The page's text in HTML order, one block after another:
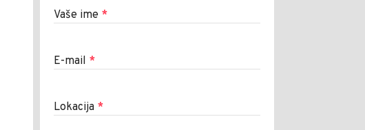
Vaše ime *
E-mail *
Lokacija *